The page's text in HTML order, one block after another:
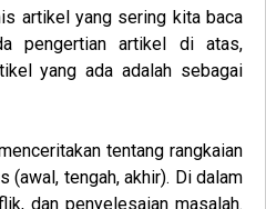
artikel yang sering kita baca
pengertian artikel di atas,
yang ada adalah sebagai
tentang rangkaian
tengah, akhir). Di dalam
dan penyelesaian masalah.